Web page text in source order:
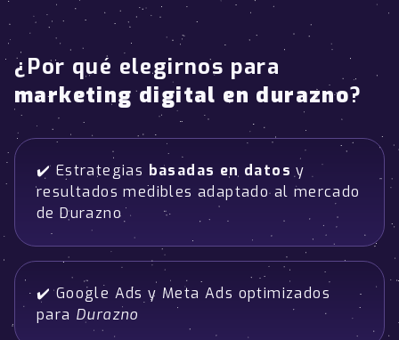
¿Por qué elegirnos para
marketing digital en durazno?
✔️ Estrategias basadas en datos y
resultados medibles adaptado al mercado
de Durazno
✔️ Google Ads y Meta Ads optimizados
para Durazno